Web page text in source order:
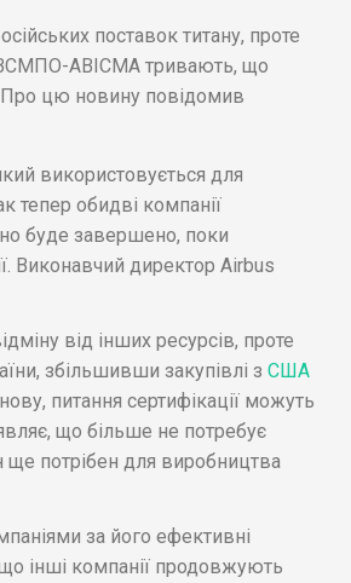
поставок титану, проте
ВСМПО-АВІСМА тривають, що
Про цю новину повідомив
використовується для
тепер обидві компанії
буде завершено, поки
Виконавчий директор Airbus
від інших ресурсів, проте
збільшивши закупівлі з США
питання сертифікації можуть
що більше не потребує
ще потрібен для виробництва
за його ефективні
що інші компанії продовжують
місяць .